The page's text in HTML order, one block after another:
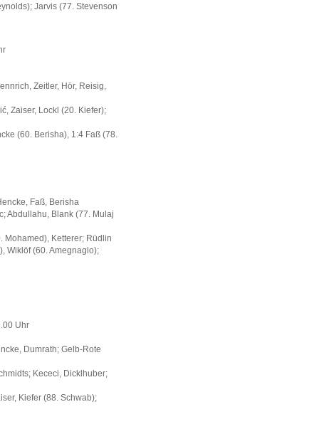
Jarvis (77. Stevenson
Zeitler, Hör, Reisig,
Zaiser, Lockl (20. Kiefer);
(60. Berisha), 1:4 Faß (78.
Faß, Berisha
Abdullahu, Blank (77. Mulaj
Mohamed), Ketterer; Rüdlin
Wiklöf (60. Amegnaglo);
Uhr
Dumrath; Gelb-Rote
Kececi, Dicklhuber;
Kiefer (88. Schwab);